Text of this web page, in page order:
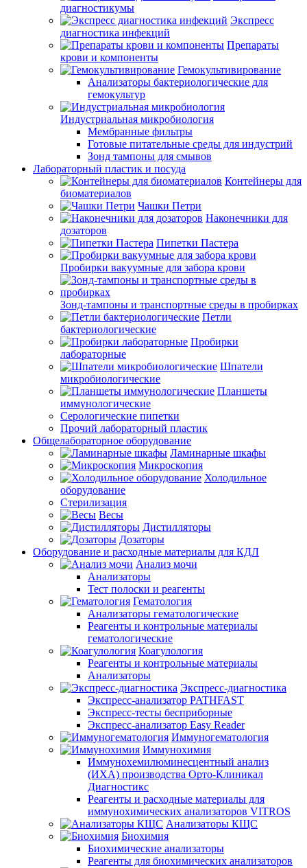
диагностикумы
Экспресс
диагностика инфекций
Препараты
крови и компоненты
Гемокультивирование
Анализаторы бактериологические для
гемокультур
Индустриальная микробиология
Мембранные фильтры
Готовые питательные среды для индустрий
Зонд тампоны для смывов
Лабораторный пластик и посуда
Контейнеры для
биоматериалов
Чашки Петри
Наконечники для
дозаторов
Пипетки Пастера
Пробирки вакуумные для забора крови
Зонд-тампоны и транспортные среды в пробирках
Петли
бактериологические
Пробирки
лабораторные
Шпатели
микробиологические
Планшеты
иммунологические
Серологические пипетки
Прочий лабораторный пластик
Общелабораторное оборудование
Ламинарные шкафы
Микроскопия
Холодильное
оборудование
Стерилизация
Весы
Дистилляторы
Дозаторы
Оборудование и расходные материалы для КДЛ
Анализ мочи
Анализаторы
Тест полоски и реагенты
Гематология
Анализаторы гематологические
Реагенты и контрольные материалы
гематологические
Коагулология
Реагенты и контрольные материалы
Анализаторы
Экспресс-диагностика
Экспресс-анализатор PATHFAST
Экспресс-тесты бесприборные
Экспресс-анализатор Easy Reader
Иммуногематология
Иммунохимия
Иммунохемилюминесцентный анализ
(ИХА) производства Орто-Клиникал
Диагностикс
Реагенты и расходные материалы для
иммунохимических анализаторов VITROS
Анализаторы КЩС
Биохимия
Биохимические анализаторы
Реагенты для биохимических анализаторов